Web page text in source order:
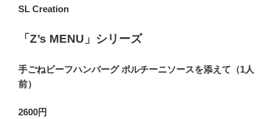
SL Creation
「Z’s MENU」シリーズ
手ごねビーフハンバーグ ポルチーニソースを添えて（1人
前）
2600円